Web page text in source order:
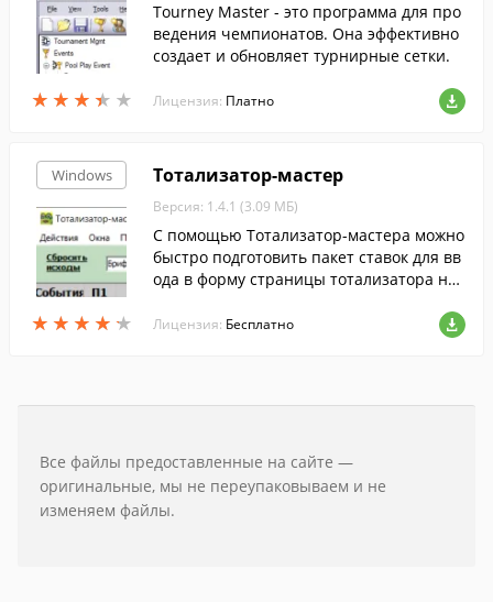
★ ★ ★ ★ ★
★ ★ ★ ★ ★
Tourney Master - это программа для про
ведения чемпионатов. Она эффективно
создает и обновляет турнирные сетки.
Лицензия: Платно
Windows
★ ★ ★ ★ ★
★ ★ ★ ★ ★
Тотализатор-мастер
Версия: 1.4.1 (3.09 МБ)
С помощью Тотализатор-мастера можно
быстро подготовить пакет ставок для вв
ода в форму страницы тотализатора на
Лицензия: Бесплатно
Все файлы предоставленные на сайте —
оригинальные, мы не переупаковываем и не
изменяем файлы.